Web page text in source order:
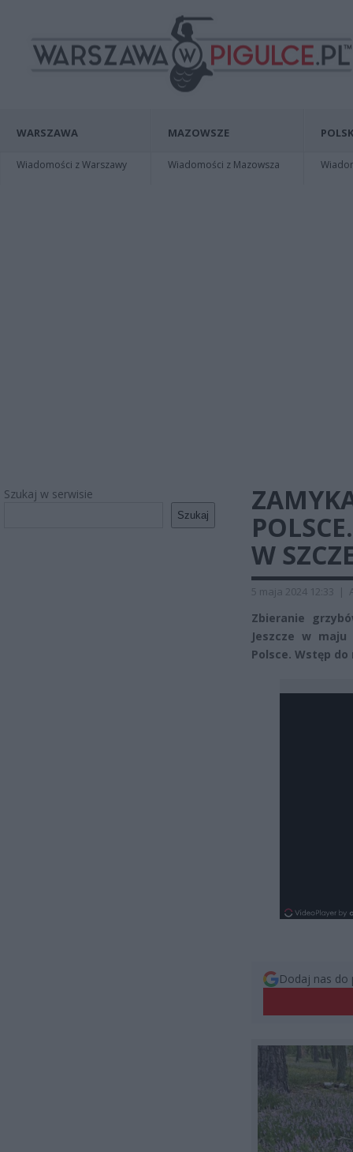
WARSZAWA
Wiadomości z Warszawy
MAZOWSZE
Wiadomości z Mazowsza
Szukaj w serwisie
Szukaj
W
5 maja 2024 12:33 |
Zbieranie
Jeszcze w
Polsce. Wstęp
Dodaj nas do